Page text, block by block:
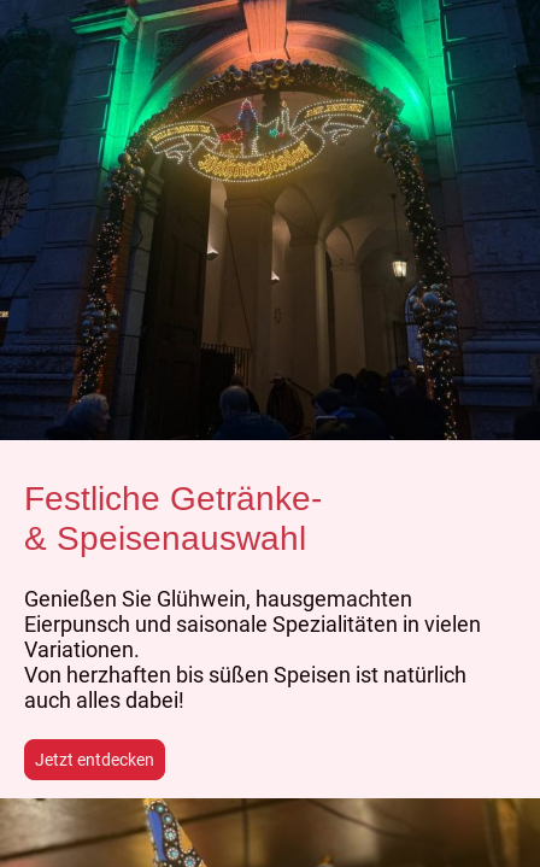
Festliche Getränke-
& Speisenauswahl
Genießen Sie Glühwein, hausgemachten
Eierpunsch und saisonale Spezialitäten in vielen
Variationen.
Von herzhaften bis süßen Speisen ist natürlich
auch alles dabei!
Jetzt entdecken